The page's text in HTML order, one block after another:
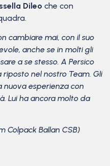
Dileo che con
cambiare mai, con il suo
anche se in molti gli
a se stesso. A Persico
nel nostro Team. Gli
nuova esperienza con
Lui ha ancora molto da
Colpack Ballan CSB)